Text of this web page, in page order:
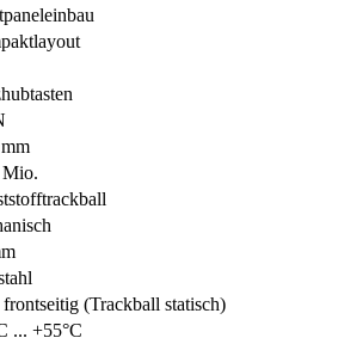
(Trackball statisch)
... +55°C